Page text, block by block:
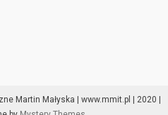
Martin Małyska | www.mmit.pl | 2020